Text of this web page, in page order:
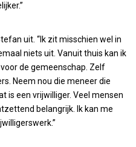
uit. “Ik zit misschien wel in
niets uit. Vanuit thuis kan ik
de gemeenschap. Zelf
Neem nou die meneer die
is een vrijwilliger. Veel mensen
belangrijk. Ik kan me